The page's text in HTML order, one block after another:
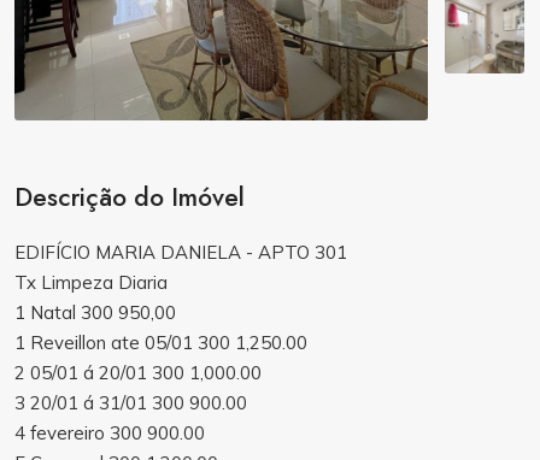
Descrição do Imóvel
EDIFÍCIO MARIA DANIELA - APTO 301
Tx Limpeza Diaria
1 Natal 300 950,00
1 Reveillon ate 05/01 300 1,250.00
2 05/01 á 20/01 300 1,000.00
3 20/01 á 31/01 300 900.00
4 fevereiro 300 900.00